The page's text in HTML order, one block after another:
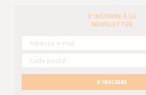
S’INSCRIRE À LA
NEWSLETTER
S’INSCRIRE